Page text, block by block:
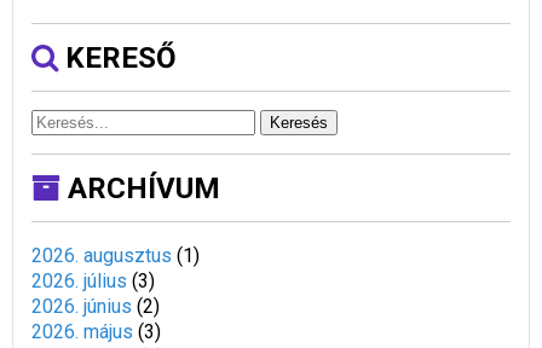
KERESŐ
Keresés
ARCHÍVUM
2026. augusztus (1)
2026. július (3)
2026. június (2)
2026. május (3)